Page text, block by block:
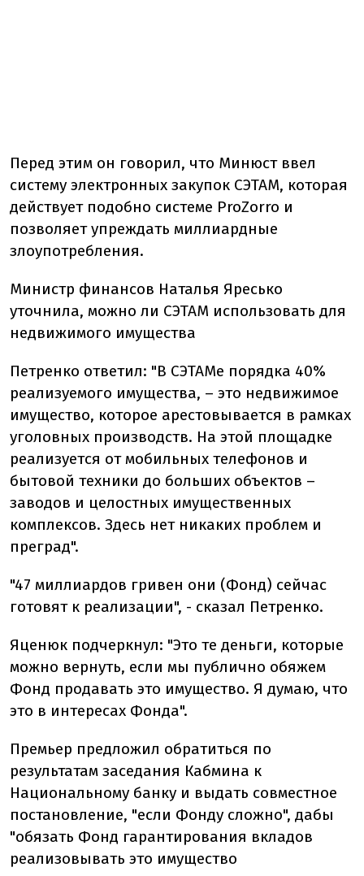
Перед этим он говорил, что Минюст ввел
систему электронных закупок СЭТАМ, которая
действует подобно системе ProZorro и
позволяет упреждать миллиардные
злоупотребления.
Министр финансов Наталья Яресько
уточнила, можно ли СЭТАМ использовать для
недвижимого имущества
Петренко ответил: "В СЭТАМе порядка 40%
реализуемого имущества, – это недвижимое
имущество, которое арестовывается в рамках
уголовных производств. На этой площадке
реализуется от мобильных телефонов и
бытовой техники до больших объектов –
заводов и целостных имущественных
комплексов. Здесь нет никаких проблем и
преград".
"47 миллиардов гривен они (Фонд) сейчас
готовят к реализации", - сказал Петренко.
Яценюк подчеркнул: "Это те деньги, которые
можно вернуть, если мы публично обяжем
Фонд продавать это имущество. Я думаю, что
это в интересах Фонда".
Премьер предложил обратиться по
результатам заседания Кабмина к
Национальному банку и выдать совместное
постановление, "если Фонду сложно", дабы
"обязать Фонд гарантирования вкладов
реализовывать это имущество